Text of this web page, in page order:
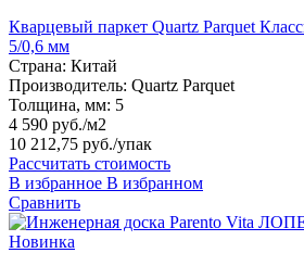
Кварцевый паркет Quartz Parquet
5/0,6 мм
Страна: Китай
Производитель: Quartz Parquet
Толщина, мм: 5
4 590 руб./м2
10 212,75 руб./упак
Рассчитать стоимость
В избранное В избранном
Сравнить
Новинка